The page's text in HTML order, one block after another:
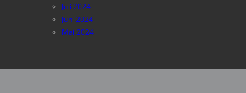
Juli 2024
Juni 2024
Mai 2024